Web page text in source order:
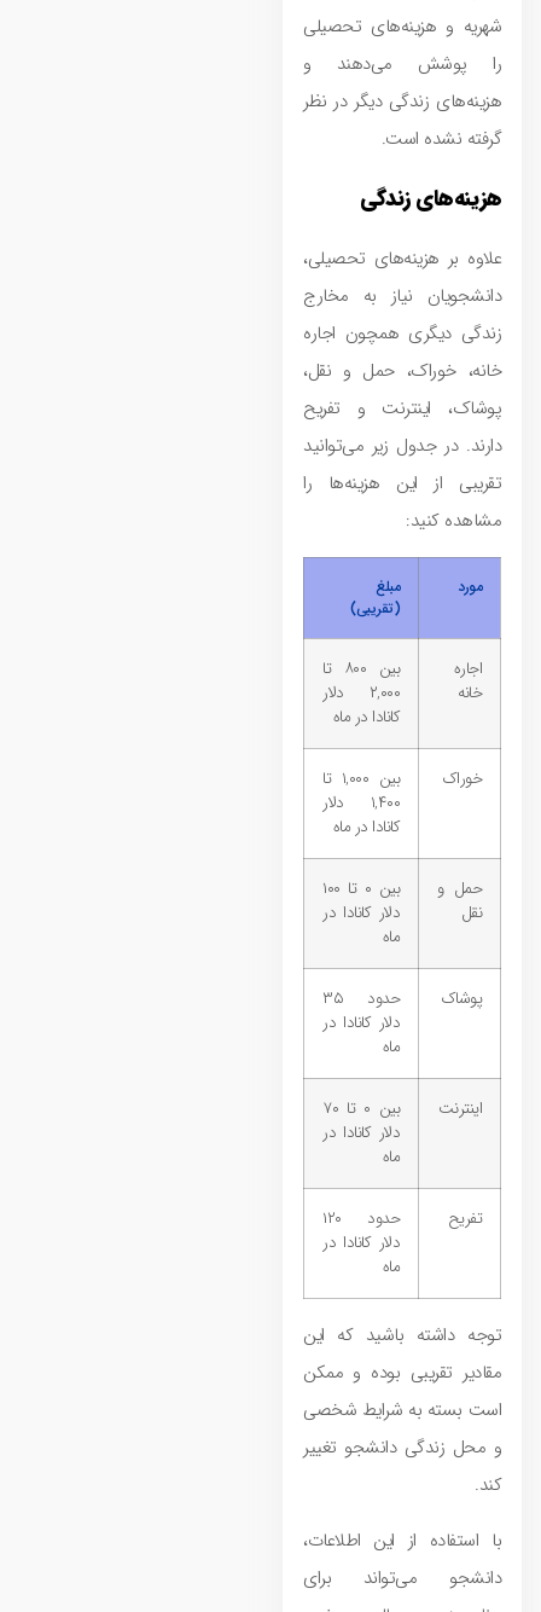
شهریه و هزینه‌های تحصیلی
را پوشش می‌دهند و
هزینه‌های زندگی دیگر در نظر
گرفته نشده است.
هزینه‌های زندگی
علاوه بر هزینه‌های تحصیلی،
دانشجویان نیاز به مخارج
زندگی دیگری همچون اجاره
خانه، خوراک، حمل و نقل،
پوشاک، اینترنت و تفریح
دارند. در جدول زیر می‌توانید
تقریبی از این هزینه‌ها را
مشاهده کنید:
مورد
مبلغ
(تقریبی)
اجاره
خانه
بین ۸۰۰ تا
۲,۰۰۰ دلار
کانادا در ماه
خوراک
بین ۱,۰۰۰ تا
۱,۴۰۰ دلار
کانادا در ماه
حمل و
نقل
بین ۰ تا ۱۰۰
دلار کانادا در
ماه
پوشاک
حدود ۳۵
دلار کانادا در
ماه
اینترنت
بین ۰ تا ۷۰
دلار کانادا در
ماه
تفریح
حدود ۱۲۰
دلار کانادا در
ماه
توجه داشته باشید که این
مقادیر تقریبی بوده و ممکن
است بسته به شرایط شخصی
و محل زندگی دانشجو تغییر
کند.
با استفاده از این اطلاعات،
دانشجو می‌تواند برای